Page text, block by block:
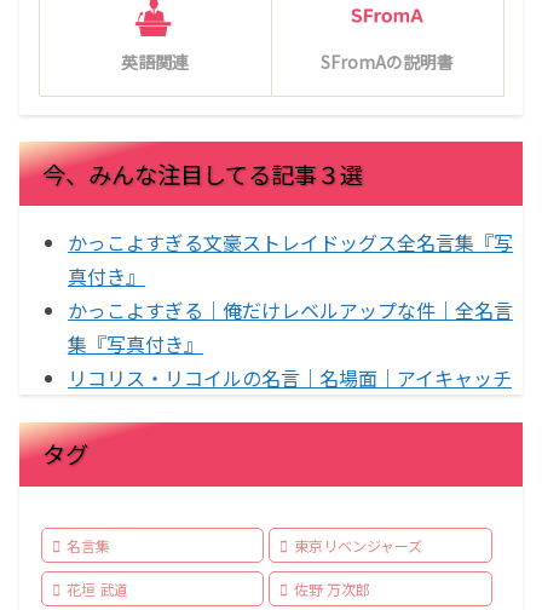
英語関連 SFromAの説明書
今、みんな注目してる記事３選
かっこよすぎる文豪ストレイドッグス全名言集『写
真付き』
かっこよすぎる｜俺だけレベルアップな件｜全名言
集『写真付き』
リコリス・リコイルの名言｜名場面｜アイキャッチ
タグ
名言集 東京リベンジャーズ
花垣 武道 佐野 万次郎